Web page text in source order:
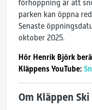
förhoppning är att
parken kan öppna
Senaste
oktober 2025.
Hör Henrik Björk
Kläppens YouTube:
Om Kläppen